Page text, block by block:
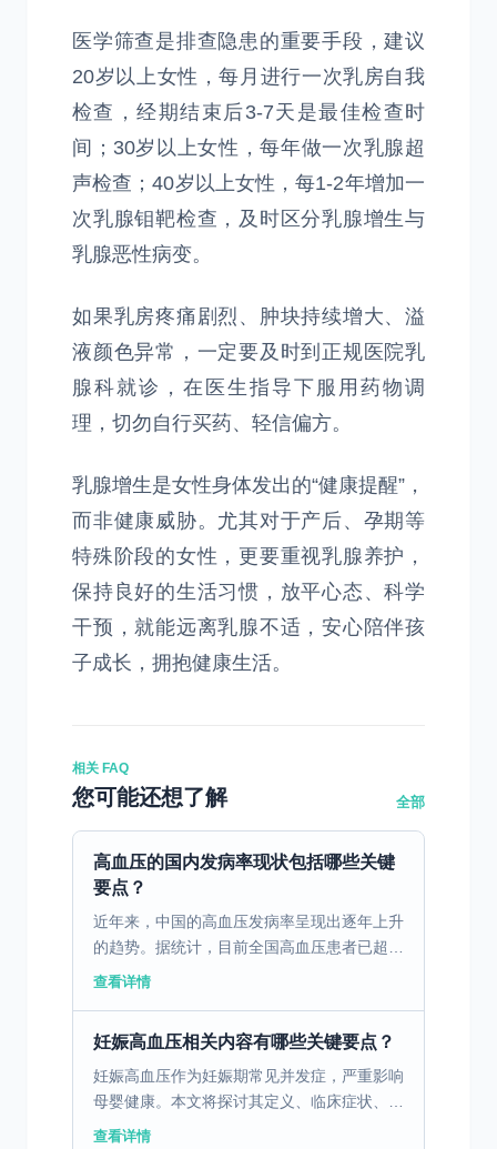
医学筛查是排查隐患的重要手段，建议
20岁以上女性，每月进行一次乳房自我
检查，经期结束后3-7天是最佳检查时
间；30岁以上女性，每年做一次乳腺超
声检查；40岁以上女性，每1-2年增加一
次乳腺钼靶检查，及时区分乳腺增生与
乳腺恶性病变。
如果乳房疼痛剧烈、肿块持续增大、溢
液颜色异常，一定要及时到正规医院乳
腺科就诊，在医生指导下服用药物调
理，切勿自行买药、轻信偏方。
乳腺增生是女性身体发出的“健康提醒”，
而非健康威胁。尤其对于产后、孕期等
特殊阶段的女性，更要重视乳腺养护，
保持良好的生活习惯，放平心态、科学
干预，就能远离乳腺不适，安心陪伴孩
子成长，拥抱健康生活。
相关 FAQ
您可能还想了解 全部
高血压的国内发病率现状包括哪些关键
要点？
近年来，中国的高血压发病率呈现出逐年上升
的趋势。据统计，目前全国高血压患者已超过
2.7亿，占总人口的20%以上，且这一数字还
查看详情
妊娠高血压相关内容有哪些关键要点？
妊娠高血压作为妊娠期常见并发症，严重影响
母婴健康。本文将探讨其定义、临床症状、诊
断方法及治疗预防措施。 一、妊娠高血压的
查看详情